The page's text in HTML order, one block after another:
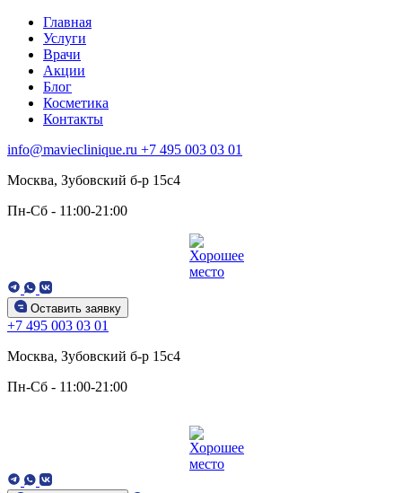
Главная
Услуги
Врачи
Акции
Блог
Косметика
Контакты
info@mavieclinique.ru +7 495 003 03 01
Москва, Зубовский б-р 15c4
Пн-Сб - 11:00-21:00
Оставить заявку
+7 495 003 03 01
Москва, Зубовский б-р 15c4
Пн-Сб - 11:00-21:00